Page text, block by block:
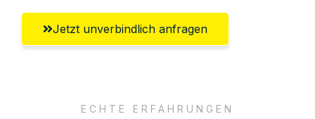
Jetzt unverbindlich anfragen
ECHTE ERFAHRUNGEN